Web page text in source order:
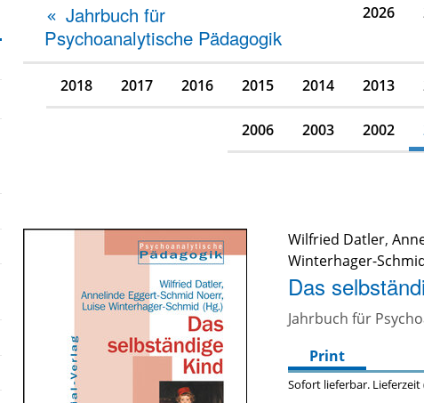
Jahrbuch für
Psychoanalytische Pädagogik
2026
2018 2017 2016 2015 2014 2013
2006 2003 2002
Wilfried Datler,
Winterhager-
Das
Jahrbuch für
Print
Sofort lieferbar. Lieferzeit